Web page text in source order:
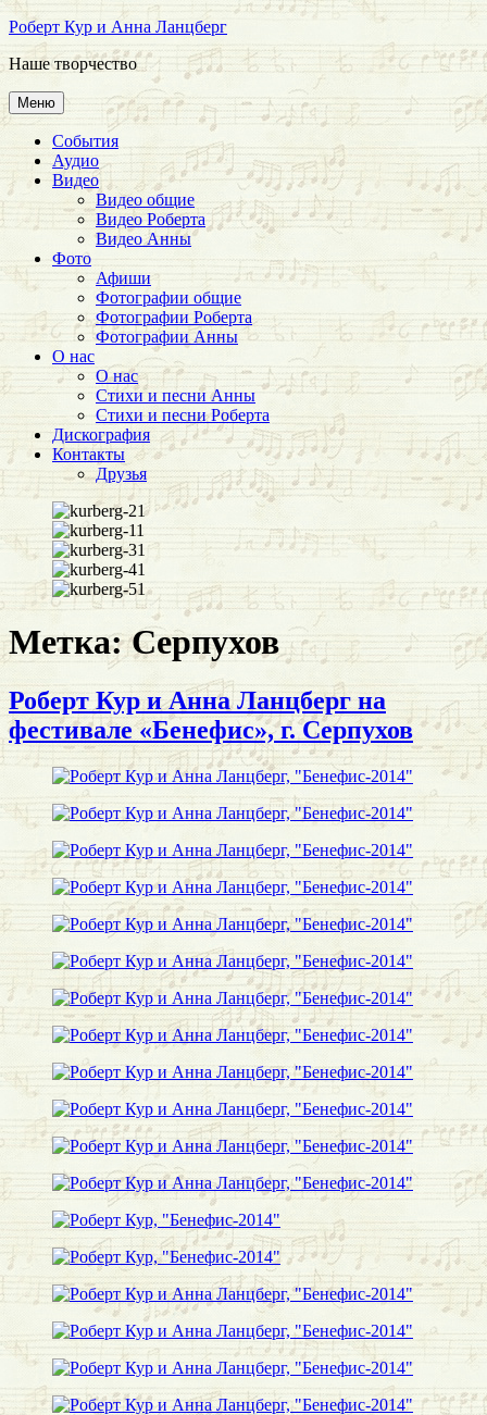
Перейти
содержимому
Роберт Кур и Анна Ланцберг
Наше творчество
Меню
События
Аудио
Видео
Видео общие
Видео Роберта
Видео Анны
Фото
Афиши
Фотографии общие
Фотографии Роберта
Фотографии Анны
О нас
О нас
Стихи и песни Анны
Стихи и песни Роберта
Дискография
Контакты
Друзья
Метка:Серпухов
Роберт Кур и Анна Ланцберг на
фестивале «Бенефис», г. Серпухов